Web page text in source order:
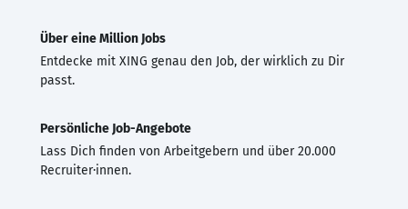
Über eine Million Jobs
Entdecke mit XING genau den Job, der wirklich zu Dir
passt.
Persönliche Job-Angebote
Lass Dich finden von Arbeitgebern und über 20.000
Recruiter·innen.